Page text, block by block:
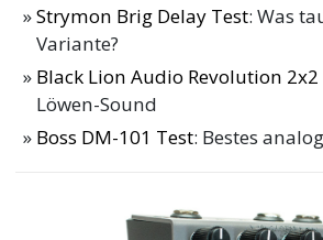
Strymon Brig Delay Test: Was
Variante?
Black Lion Audio Revolution 2x2
Löwen-Sound
Boss DM-101 Test: Bestes